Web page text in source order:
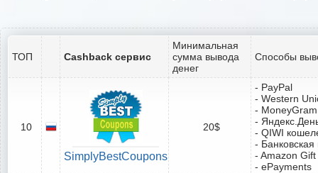
ТОП Cashback сервис
Минимальная
сумма вывода
денег
Способы
10
SimplyBestCoupons
20$
- PayPal
- Western
- MoneyGram
-
- QIWI
-
- Amazon
- ePayments